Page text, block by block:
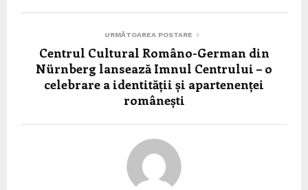
URMĂTOAREA POSTARE
Centrul Cultural Româno-German din
Nürnberg lansează Imnul Centrului – o
celebrare a identității și apartenenței
românești